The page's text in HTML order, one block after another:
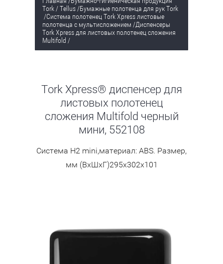
Tork / Tellus/Бумажные полотенца для рук Tork
/Система полотенец Tork Xpress листовые
полотенца с мультисложением /Диспенсеры
Tork Xpress для листовых полотенец сложения
Multifold /
Tork Xpress® диспенсер для
листовых полотенец
сложения Multifold черный
мини, 552108
Система Н2 mini,материал: ABS. Размер,
мм (ВхШхГ)295х302х101